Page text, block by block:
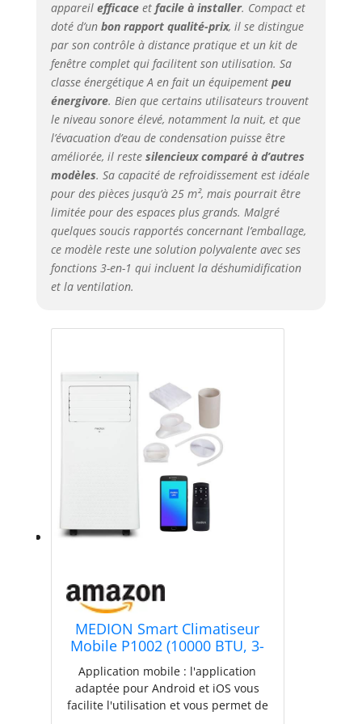
appareil efficaceet facile à installer. Compact et
doté d’un bon rapport qualité-prix, il se distingue
par son contrôle à distance pratique et un kit de
fenêtre complet qui facilitent son utilisation. Sa
classe énergétique A en fait un équipement peu
énergivore. Bien que certains utilisateurs trouvent
le niveau sonore élevé, notamment la nuit, et que
l’évacuation d’eau de condensation puisse être
améliorée, il reste silencieux comparé à d’autres
modèles. Sa capacité de refroidissement est idéale
pour des pièces jusqu’à 25 m², mais pourrait être
limitée pour des espaces plus grands. Malgré
quelques soucis rapportés concernant l’emballage,
ce modèle reste une solution polyvalente avec ses
fonctions 3-en-1 qui incluent la déshumidification
et la ventilation.
MEDION Smart Climatiseur
Mobile P1002 (10000 BTU, 3-
en-1, Refroidir,
Déshumidification,
Ventilation, jusqu'à 34m², kit
de joint de fenêtre, mode
Application mobile : l'application
adaptée pour Android et iOS vous
facilite l'utilisation et vous permet de